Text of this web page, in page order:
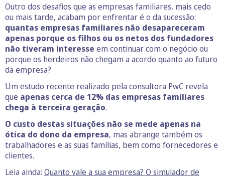
Outro dos desafios que as empresas familiares, mais cedo
ou mais tarde, acabam por enfrentar é o da sucessão:
quantas empresas familiares não desapareceram
apenas porque os filhos ou os netos dos fundadores
não tiveram interesse em continuar com o negócio ou
porque os herdeiros não chegam a acordo quanto ao futuro
da empresa?
Um estudo recente realizado pela consultora PwC revela
que apenas cerca de 12% das empresas familiares
chega à terceira geração.
O custo destas situações não se mede apenas na
ótica do dono da empresa, mas abrange também os
trabalhadores e as suas famílias, bem como fornecedores e
clientes.
Leia ainda: Quanto vale a sua empresa? O simulador de